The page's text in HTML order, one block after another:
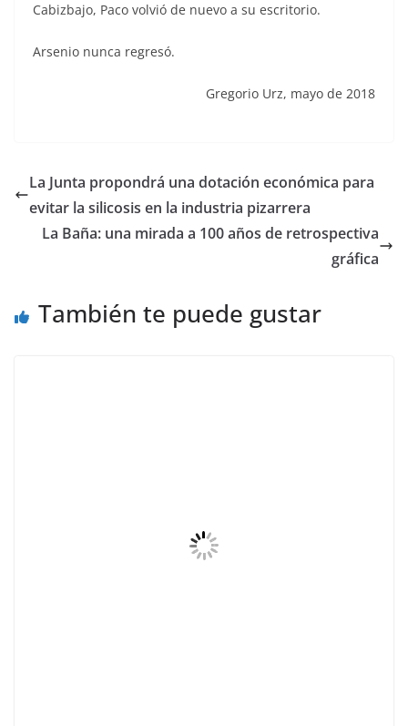
Cabizbajo, Paco volvió de nuevo a su escritorio.
Arsenio nunca regresó.
Gregorio Urz, mayo de 2018
La Junta propondrá una dotación económica para
evitar la silicosis en la industria pizarrera
La Baña: una mirada a 100 años de retrospectiva
gráfica
También te puede gustar